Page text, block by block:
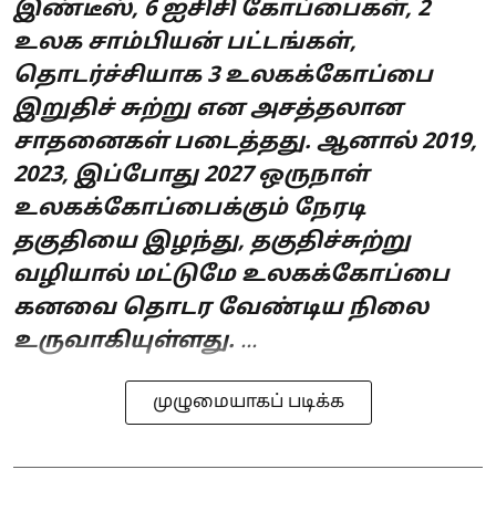
இண்டீஸ், 6 ஐசிசி கோப்பைகள், 2
உலக சாம்பியன் பட்டங்கள்,
தொடர்ச்சியாக 3 உலகக்கோப்பை
இறுதிச் சுற்று என அசத்தலான
சாதனைகள் படைத்தது. ஆனால் 2019,
2023, இப்போது 2027 ஒருநாள்
உலகக்கோப்பைக்கும் நேரடி
தகுதியை இழந்து, தகுதிச்சுற்று
வழியால் மட்டுமே உலகக்கோப்பை
கனவை தொடர வேண்டிய நிலை
உருவாகியுள்ளது. ...
முழுமையாகப் படிக்க